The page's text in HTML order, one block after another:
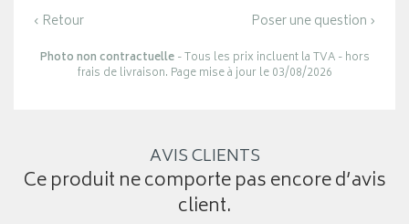
‹ Retour Poser une question ›
Photo non contractuelle- Tous les prix incluent la TVA - hors
frais de livraison. Page mise à jour le 03/08/2026
AVIS CLIENTS
Ce produit ne comporte pas encore d’avis
client.